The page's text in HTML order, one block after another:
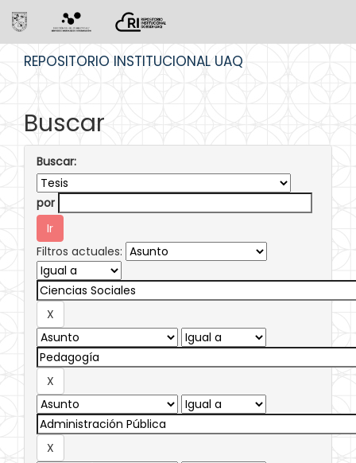
REPOSITORIO INSTITUCIONAL UAQ
Buscar
Buscar:
por
Filtros actuales: